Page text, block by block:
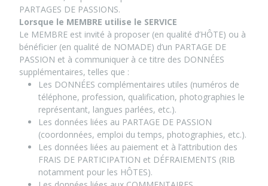
PARTAGES DE PASSIONS.
Lorsque le MEMBRE utilise le SERVICE
Le MEMBRE est invité à proposer (en qualité d’HÔTE) ou à
bénéficier (en qualité de NOMADE) d’un PARTAGE DE
PASSION et à communiquer à ce titre des DONNÉES
supplémentaires, telles que :
Les DONNÉES complémentaires utiles (numéros de
téléphone, profession, qualification, photographies le
représentant, langues parlées, etc.).
Les données liées au PARTAGE DE PASSION
(coordonnées, emploi du temps, photographies, etc.).
Les données liées au paiement et à l’attribution des
FRAIS DE PARTICIPATION et DÉFRAIEMENTS (RIB
notamment pour les HÔTES).